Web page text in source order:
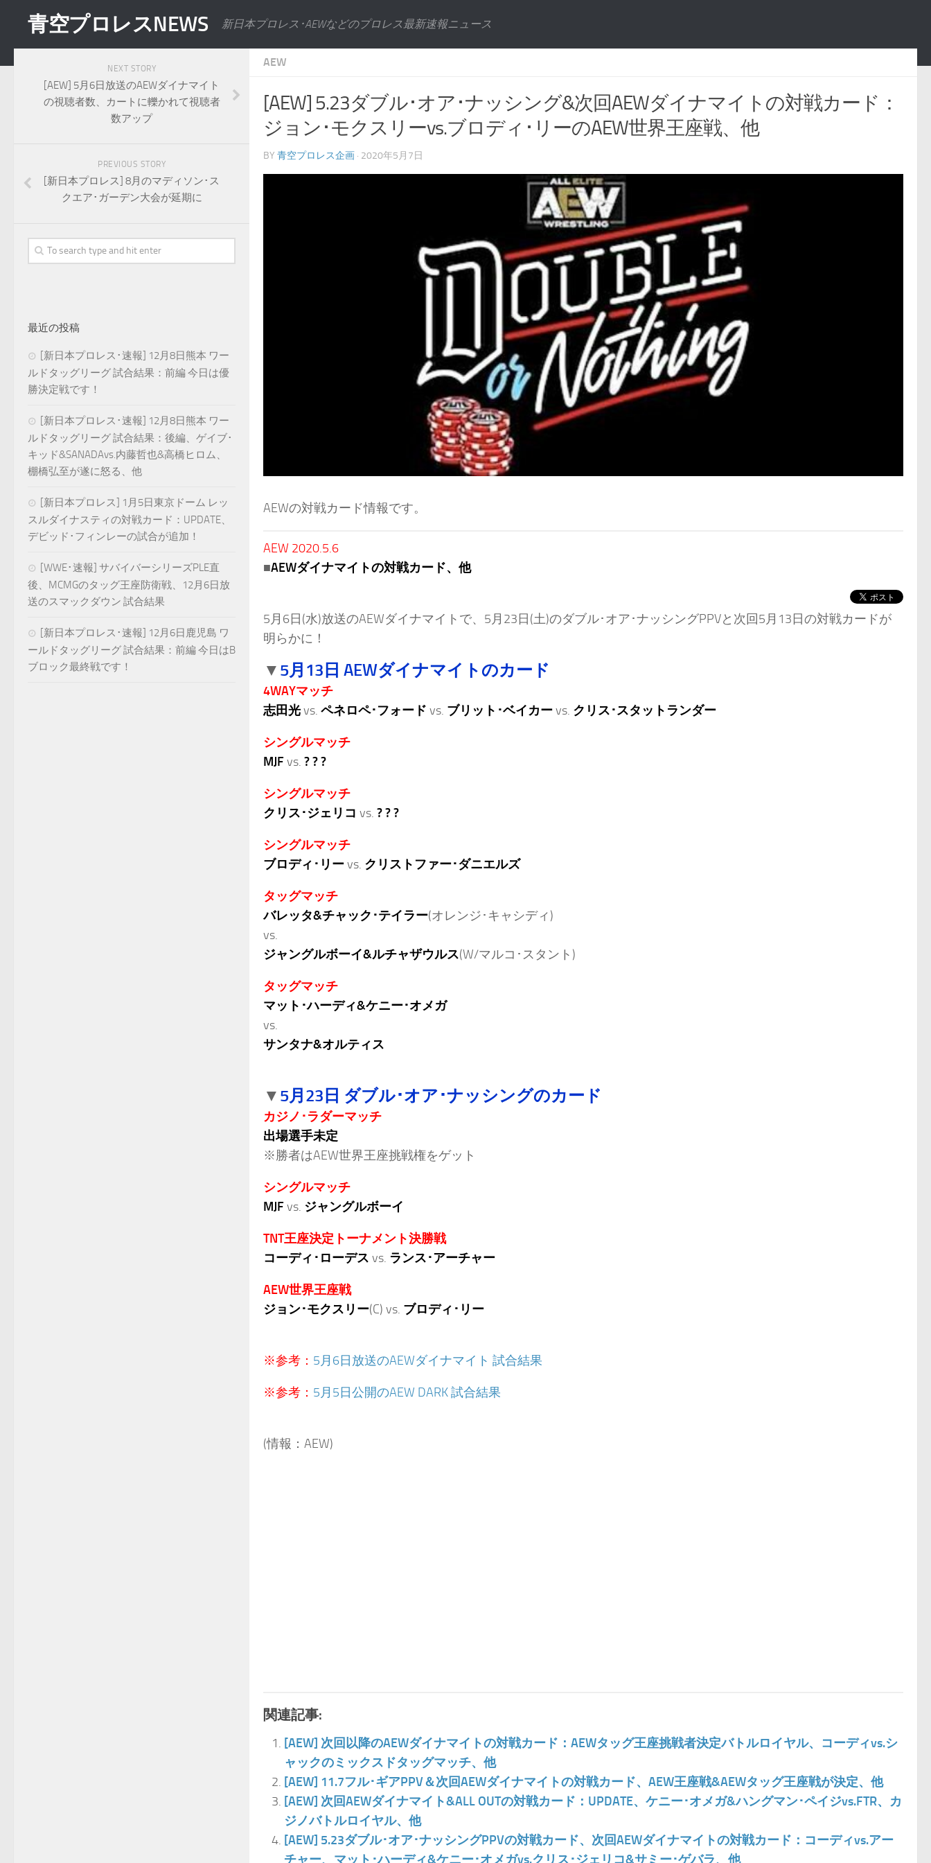
青空プロレスNEWS 新日本プロレス･AEWなどのプロレス最新速報ニュース
AEW
[AEW] 5.23ダブル･オア･ナッシング&次回AEWダイナマイトの対戦カード：
ジョン･モクスリーvs.ブロディ･リーのAEW世界王座戦、他
BY 青空プロレス企画 · 2020年5月7日
AEWの対戦カード情報です。
AEW 2020.5.6
■AEWダイナマイトの対戦カード、他
5月6日(水)放送のAEWダイナマイトで、5月23日(土)のダブル･オア･ナッシングPPVと次回5月13日の対戦カードが
明らかに！
▼ 5月13日 AEWダイナマイトのカード
4WAYマッチ
志田光vs. ペネロペ･フォード vs. ブリット･ベイカーvs. クリス･スタットランダー
シングルマッチ
MJF vs. ? ? ?
シングルマッチ
クリス･ジェリコ vs. ? ? ?
シングルマッチ
ブロディ･リーvs. クリストファー･ダニエルズ
タッグマッチ
バレッタ&チャック･テイラー(オレンジ･キャシディ)
vs.
ジャングルボーイ&ルチャザウルス(W/マルコ･スタント)
タッグマッチ
マット･ハーディ&ケニー･オメガ
vs.
サンタナ&オルティス
▼ 5月23日 ダブル･オア･ナッシングのカード
カジノ･ラダーマッチ
出場選手未定
※勝者はAEW世界王座挑戦権をゲット
シングルマッチ
MJF vs. ジャングルボーイ
TNT王座決定トーナメント決勝戦
コーディ･ローデス vs. ランス･アーチャー
AEW世界王座戦
ジョン･モクスリー(C) vs. ブロディ･リー
※参考： 5月6日放送のAEWダイナマイト 試合結果
※参考： 5月5日公開のAEW DARK 試合結果
(情報：AEW)
関連記事:
[AEW] 次回以降のAEWダイナマイトの対戦カード：AEWタッグ王座挑戦者決定バトルロイヤル、コーディvs.シ
ャックのミックスドタッグマッチ、他
[AEW] 11.7フル･ギアPPV＆次回AEWダイナマイトの対戦カード、AEW王座戦&AEWタッグ王座戦が決定、他
[AEW] 次回AEWダイナマイト&ALL OUTの対戦カード：UPDATE、ケニー･オメガ&ハングマン･ペイジvs.FTR、カ
ジノバトルロイヤル、他
[AEW] 5.23ダブル･オア･ナッシングPPVの対戦カード、次回AEWダイナマイトの対戦カード：コーディvs.アー
チャー、マット･ハーディ&ケニー･オメガvs.クリス･ジェリコ&サミー･ゲバラ、他
NEXT STORY
[AEW] 5月6日放送のAEWダイナマイト
の視聴者数、カートに轢かれて視聴者
数アップ
PREVIOUS STORY
[新日本プロレス] 8月のマディソン･ス
クエア･ガーデン大会が延期に
最近の投稿
[新日本プロレス･速報] 12月8日熊本 ワー
ルドタッグリーグ 試合結果：前編 今日は優
勝決定戦です！
[新日本プロレス･速報] 12月8日熊本 ワー
ルドタッグリーグ 試合結果：後編、ゲイブ･
キッド&SANADAvs.内藤哲也&高橋ヒロム、
棚橋弘至が遂に怒る、他
[新日本プロレス] 1月5日東京ドーム レッ
スルダイナスティの対戦カード：UPDATE、
デビッド･フィンレーの試合が追加！
[WWE･速報] サバイバーシリーズPLE直
後、MCMGのタッグ王座防衛戦、12月6日放
送のスマックダウン 試合結果
[新日本プロレス･速報] 12月6日鹿児島 ワ
ールドタッグリーグ 試合結果：前編 今日はB
ブロック最終戦です！